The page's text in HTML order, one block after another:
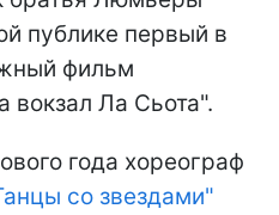
публике первый в
фильм
вокзал Ла Сьота".
года хореограф
со звездами"